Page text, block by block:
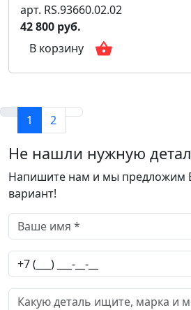
Не нашли нужную
Напишите нам и мы предложим
вариант!
арт. RS.93660.02.02
42 800 руб.
В корзину
1 2